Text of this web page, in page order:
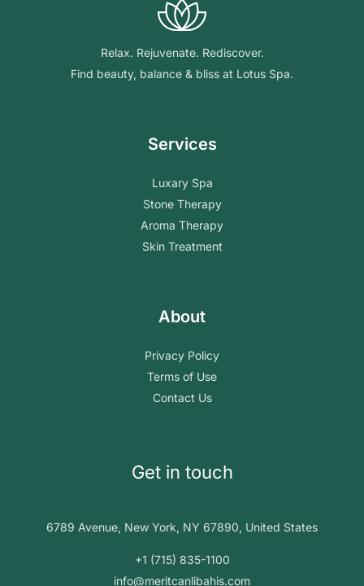
Relax. Rejuvenate. Rediscover.
Find beauty, balance & bliss at Lotus Spa.
Services
Luxary Spa
Stone Therapy
Aroma Therapy
Skin Treatment
About
Privacy Policy
Terms of Use
Contact Us
Get in touch
6789 Avenue, New York, NY 67890, United States
+1 (715) 835-1100
info@meritcanlibahis.com